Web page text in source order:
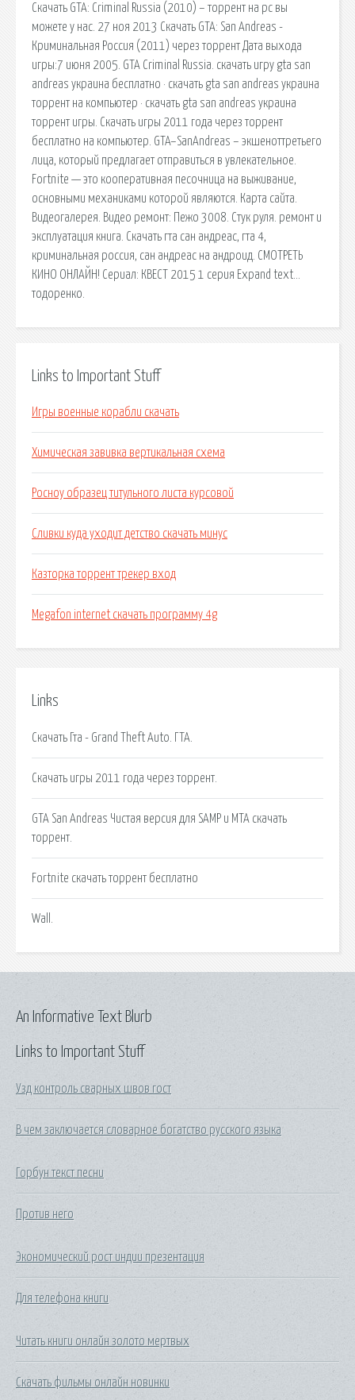
Скачать GTA: Criminal Russia (2010) – торрент на pc вы
можете у нас. 27 ноя 2013 Скачать GTA: San Andreas -
Криминальная Россия (2011) через торрент Дата выхода
игры:7 июня 2005. GTA Criminal Russia. скачать игру gta san
andreas украина бесплатно · скачать gta san andreas украина
торрент на компьютер · скачать gta san andreas украина
торрент игры. Скачать игры 2011 года через торрент
бесплатно на компьютер. GTA–SanAndreas – экшеноттретьего
лица, который предлагает отправиться в увлекательное.
Fortnite — это кооперативная песочница на выживание,
основными механиками которой являются. Карта сайта.
Видеогалерея. Видео ремонт: Пежо 3008. Стук руля. ремонт и
эксплуатация книга. Скачать гта сан андреас, гта 4,
криминальная россия, сан андреас на андроид. СМОТРЕТЬ
КИНО ОНЛАЙН! Сериал: КВЕСТ 2015 1 серия Expand text…
тодоренко.
Links to Important Stuff
Игры военные корабли скачать
Химическая завивка вертикальная схема
Росноу образец титульного листа курсовой
Сливки куда уходит детство скачать минус
Казторка торрент трекер вход
Megafon internet скачать программу 4g
Links
Скачать Гта - Grand Theft Auto. ГТА.
Скачать игры 2011 года через торрент.
GTA San Andreas Чистая версия для SAMP и MTA скачать
торрент.
Fortnite скачать торрент бесплатно
Wall.
Links to Important Stuff
Узд контроль сварных швов гост
В чем заключается словарное богатство русского языка
Горбун текст песни
Против него
Экономический рост индии презентация
Для телефона книги
Читать книги онлайн золото мертвых
Скачать фильмы онлайн новинки
An Informative Text Blurb